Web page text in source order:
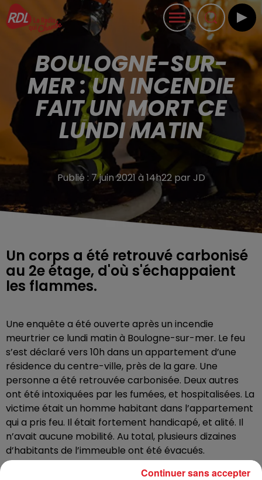
BOULOGNE-SUR-
MER : UN INCENDIE
FAIT UN MORT CE
LUNDI MATIN
Publié : 7 juin 2021 à 14h22 par JD
Un corps a été retrouvé carbonisé
au 2e étage, d'où s'échappaient
les flammes.
Une enquête a été ouverte après un incendie
meurtrier ce lundi matin à Boulogne-sur-mer. Le feu
s’est déclaré vers 10h dans un appartement d’une
résidence du centre-ville, près de la gare. Une
personne a été retrouvée carbonisée. Deux autres
ont été intoxiquées par les fumées, et hospitalisées. La
victime était un homme habitant dans l’appartement
qui a pris feu. Il était fortement handicapé, et alité. Il
n’avait aucune mobilité. Au total, plusieurs dizaines
d’habitants de l’immeuble ont été évacués.
Continuer sans accepter